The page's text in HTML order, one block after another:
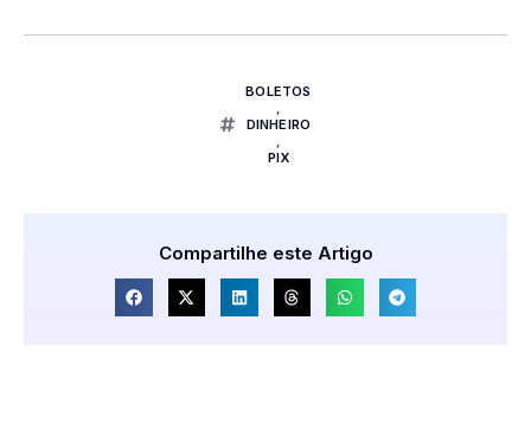
BOLETOS
,
DINHEIRO
,
PIX
Compartilhe este Artigo